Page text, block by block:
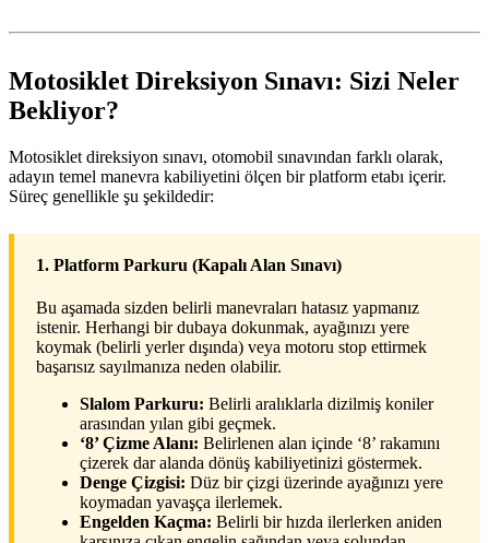
Motosiklet Direksiyon Sınavı: Sizi Neler
Bekliyor?
Motosiklet direksiyon sınavı, otomobil sınavından farklı olarak,
adayın temel manevra kabiliyetini ölçen bir platform etabı içerir.
Süreç genellikle şu şekildedir:
1. Platform Parkuru (Kapalı Alan Sınavı)
Bu aşamada sizden belirli manevraları hatasız yapmanız
istenir. Herhangi bir dubaya dokunmak, ayağınızı yere
koymak (belirli yerler dışında) veya motoru stop ettirmek
başarısız sayılmanıza neden olabilir.
Slalom Parkuru: Belirli aralıklarla dizilmiş koniler
arasından yılan gibi geçmek.
‘8’ Çizme Alanı: Belirlenen alan içinde ‘8’ rakamını
çizerek dar alanda dönüş kabiliyetinizi göstermek.
Denge Çizgisi: Düz bir çizgi üzerinde ayağınızı yere
koymadan yavaşça ilerlemek.
Engelden Kaçma: Belirli bir hızda ilerlerken aniden